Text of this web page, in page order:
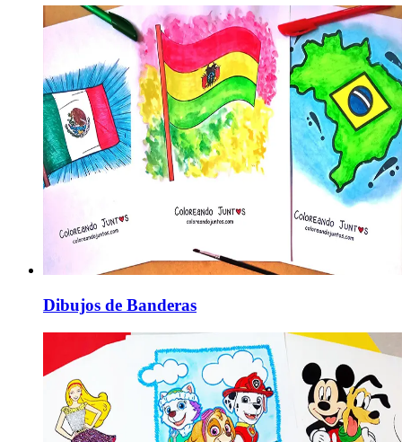
Dibujos de Banderas